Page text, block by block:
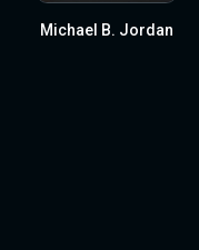
Michael B. Jordan